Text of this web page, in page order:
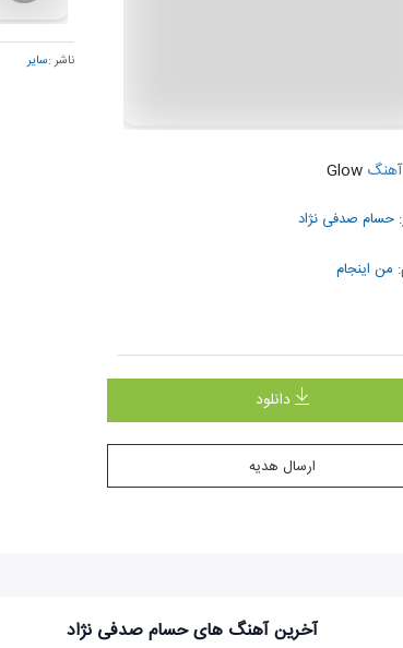
آهنگ Glow
حسام صدفی نژاد
من اینجام
دانلود
ارسال هدیه
ناشر :سایر
آخرین آهنگ های حسام صدفی نژاد